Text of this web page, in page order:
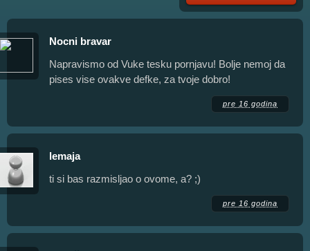
Nocni bravar
Napravismo od Vuke tesku pornjavu! Bolje nemoj da
pises vise ovakve defke, za tvoje dobro!
pre 16 godina
lemaja
ti si bas razmisljao o ovome, a? ;)
pre 16 godina